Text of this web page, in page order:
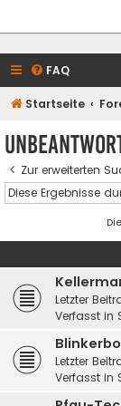
FAQ
Startseite
Zur erweiterten
Letzter
Verfasst in
Letzter
Verfasst in